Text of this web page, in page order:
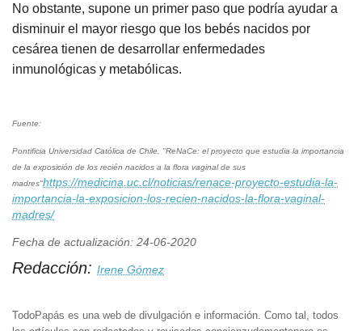
No obstante, supone un primer paso que podría ayudar a
disminuir el mayor riesgo que los bebés nacidos por
cesárea tienen de desarrollar enfermedades
inmunológicas y metabólicas.
Fuente:
Pontificia Universidad Católica de Chile, "ReNaCe: el proyecto que estudia la importancia
de la exposición de los recién nacidos a la flora vaginal de sus
madres"https://medicina.uc.cl/noticias/renace-proyecto-estudia-la-
importancia-la-exposicion-los-recien-nacidos-la-flora-vaginal-
madres/
Fecha de actualización: 24-06-2020
Redacción: Irene Gómez
TodoPapás es una web de divulgación e información. Como tal, todos